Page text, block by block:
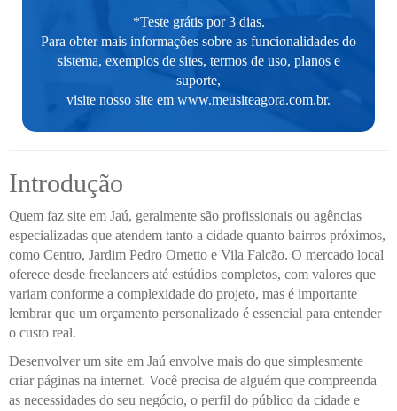
*Teste grátis por 3 dias.
Para obter mais informações sobre as funcionalidades do
sistema, exemplos de sites, termos de uso, planos e
suporte,
visite nosso site em www.meusiteagora.com.br.
Introdução
Quem faz site em Jaú, geralmente são profissionais ou agências
especializadas que atendem tanto a cidade quanto bairros próximos,
como Centro, Jardim Pedro Ometto e Vila Falcão. O mercado local
oferece desde freelancers até estúdios completos, com valores que
variam conforme a complexidade do projeto, mas é importante
lembrar que um orçamento personalizado é essencial para entender
o custo real.
Desenvolver um site em Jaú envolve mais do que simplesmente
criar páginas na internet. Você precisa de alguém que compreenda
as necessidades do seu negócio, o perfil do público da cidade e